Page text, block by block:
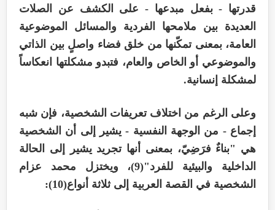
قدرتها - بفعل مبدعها - على الكشف عن الصلات
العديدة بين ملامحها الفردية والمسائل الموضوعية
العامة، بمعنى تمكّنها من خلق فضاء واصلٍ بين الذاتي
والموضوعي أو الخاص والعام، فتبدو مشكلتها انعكاساً
لمشكلة إنسانية.
وعلى الرغم من اختلاف تعريفات الشخصية، فإن شبه
إجماع - من الوجهة النفسية - يشير إلى أن الشخصية
هي "بناءٌ فرَضِيّ، بمعنى أنها تجريد يشير إلى الحالة
الداخلية والبيئية للفرد"(9)، ويختزل محمد عزام
الشخصية في القصة العربية إلى ثلاثة أنواع(10):